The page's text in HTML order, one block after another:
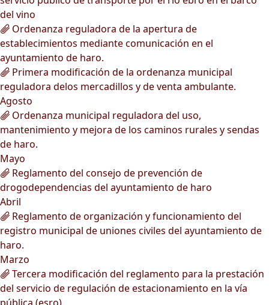
del vino
Ordenanza reguladora de la apertura de
establecimientos mediante comunicación en el
ayuntamiento de haro.
Primera modificación de la ordenanza municipal
reguladora delos mercadillos y de venta ambulante.
Agosto
Ordenanza municipal reguladora del uso,
mantenimiento y mejora de los caminos rurales y sendas
de haro.
Mayo
Reglamento del consejo de prevención de
drogodependencias del ayuntamiento de haro
Abril
Reglamento de organización y funcionamiento del
registro municipal de uniones civiles del ayuntamiento de
haro.
Marzo
Tercera modificación del reglamento para la prestación
del servicio de regulación de estacionamiento en la vía